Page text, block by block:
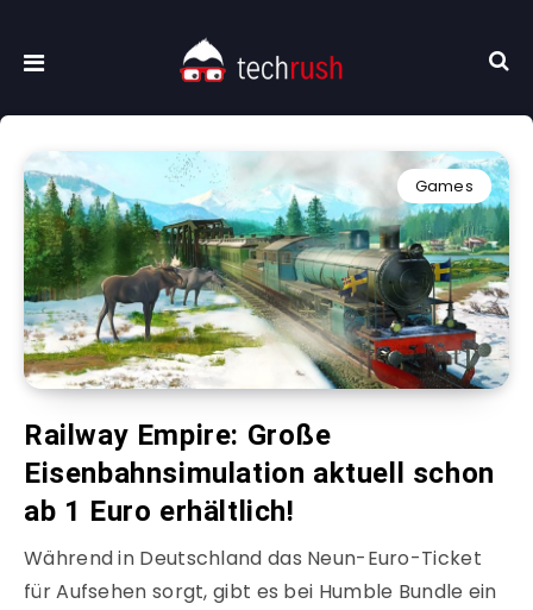
Games
Railway Empire: Große
Eisenbahnsimulation aktuell schon
ab 1 Euro erhältlich!
Während in Deutschland das Neun-Euro-Ticket
für Aufsehen sorgt, gibt es bei Humble Bundle ein